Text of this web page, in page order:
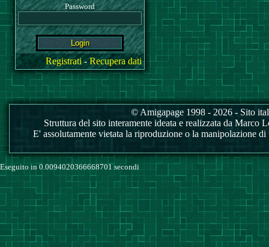
Password
Registrati-Recupera dati
© Amigapage 1998 - 2026 - Sito
Struttura del sito interamente ideata e realizzata da
E' assolutamente vietata la riproduzione o la manipolazione
Eseguito in 0.0094020366668701 secondi